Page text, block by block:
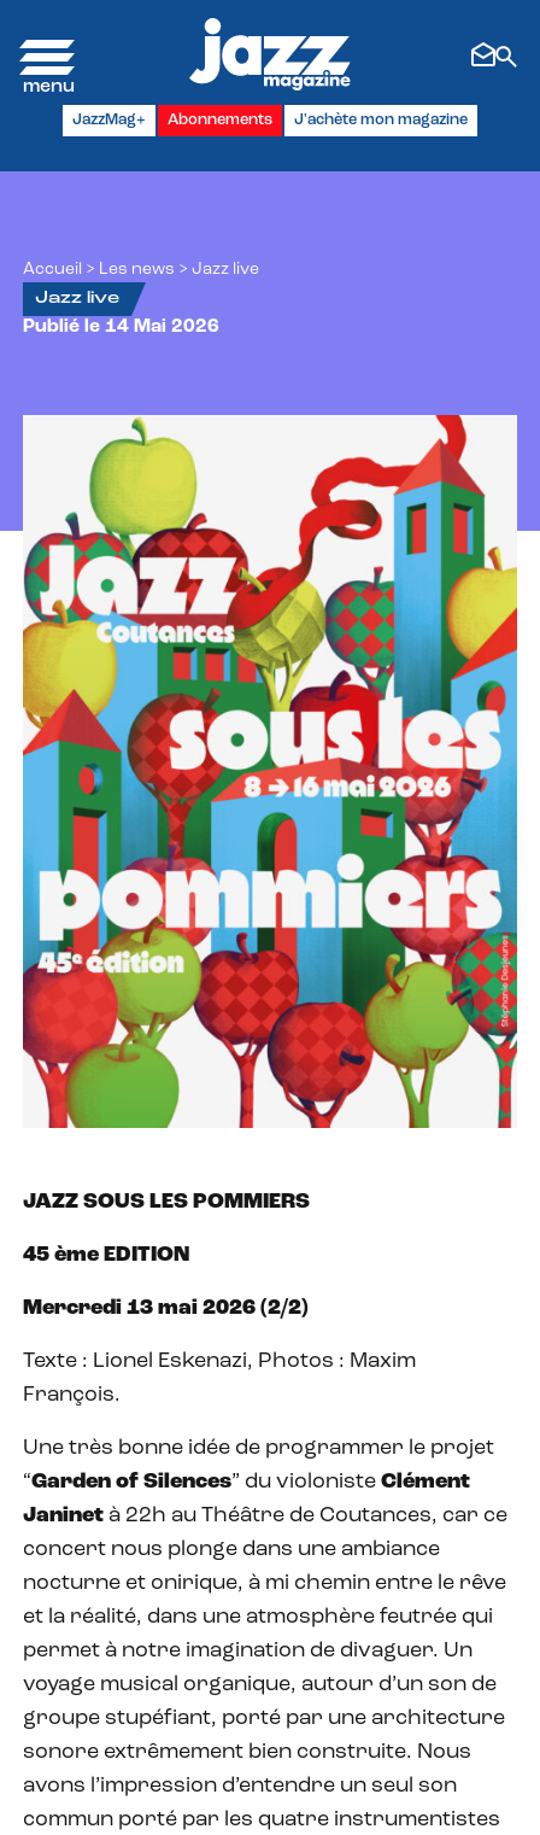
JazzMag+ Abonnements J'achète mon magazine
Accueil > Les news > Jazz live
Jazz live
Publié le 14 Mai 2026
JAZZ SOUS LES POMMIERS
45 ème EDITION
Mercredi 13 mai 2026 (2/2)
Texte : Lionel Eskenazi, Photos : Maxim
François.
Une très bonne idée de programmer le projet
“Garden of Silences” du violoniste Clément
Janinet à 22h au Théâtre de Coutances, car ce
concert nous plonge dans une ambiance
nocturne et onirique, à mi chemin entre le rêve
et la réalité, dans une atmosphère feutrée qui
permet à notre imagination de divaguer. Un
voyage musical organique, autour d’un son de
groupe stupéfiant, porté par une architecture
sonore extrêmement bien construite. Nous
avons l’impression d’entendre un seul son
commun porté par les quatre instrumentistes